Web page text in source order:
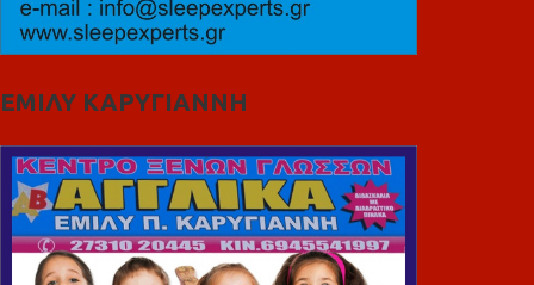
ΕΜΙΛΥ ΚΑΡΥΓΙΑΝΝΗ